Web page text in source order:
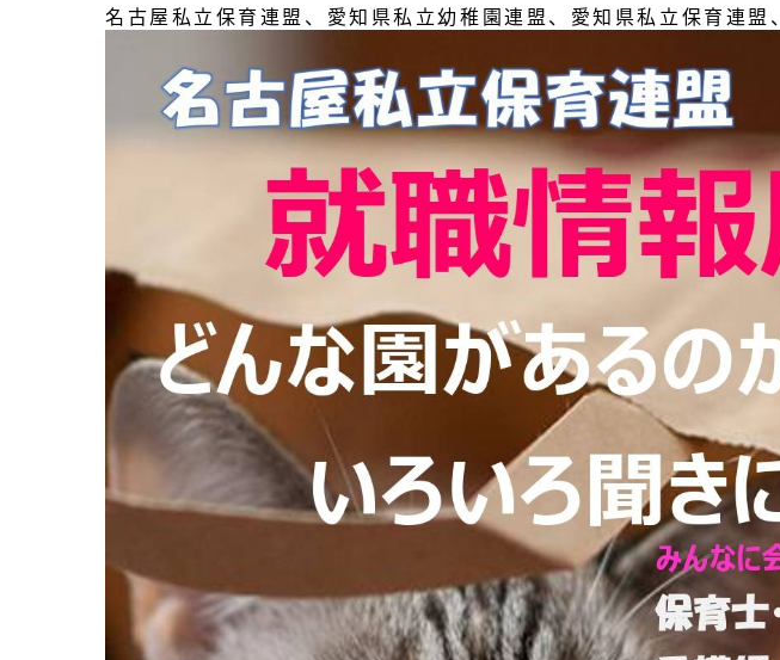
名古屋私立保育連盟、 愛知県私立幼稚園連盟、愛知県私立保育連盟、